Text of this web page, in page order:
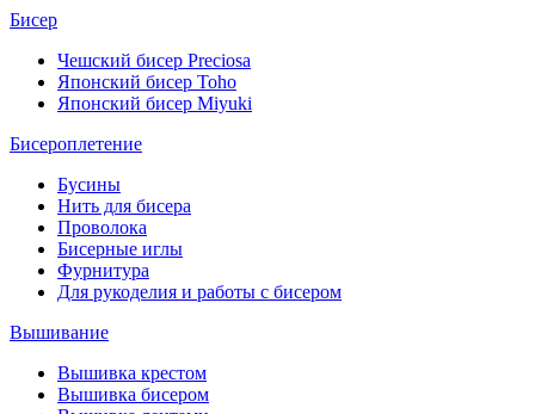
Бисер
Чешский бисер Preciosa
Японский бисер Toho
Японский бисер Miyuki
Бисероплетение
Бусины
Нить для бисера
Проволока
Бисерные иглы
Фурнитура
Для рукоделия и работы с бисером
Вышивание
Вышивка крестом
Вышивка бисером